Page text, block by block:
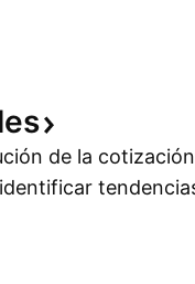
de la